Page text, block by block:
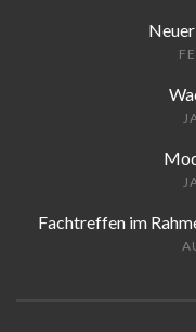
Fachtreffen im